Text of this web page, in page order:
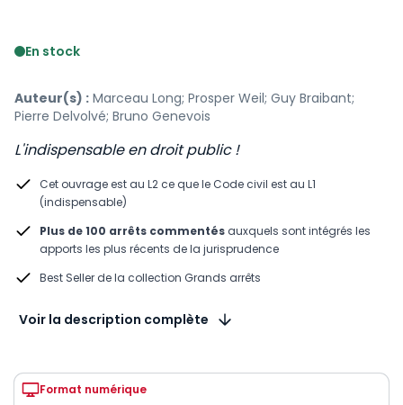
En stock
Auteur(s) : Marceau Long; Prosper Weil; Guy Braibant;
Pierre Delvolvé; Bruno Genevois
L'indispensable en droit public !
Cet ouvrage est au L2 ce que le Code civil est au L1​
(indispensable)
Plus de 100 arrêts commentés auxquels sont intégrés les
apports les plus récents de la jurisprudence
Best Seller de la collection Grands arrêts ​
Voir la description complète
Format numérique